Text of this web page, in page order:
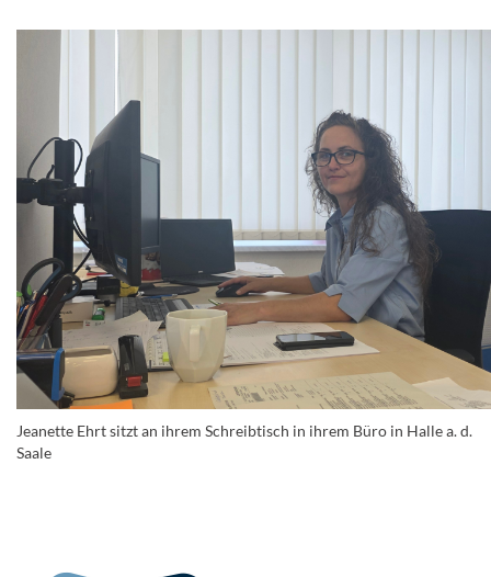
Jeanette Ehrt sitzt an ihrem Schreibtisch in ihrem Büro in Halle a. d.
Saale